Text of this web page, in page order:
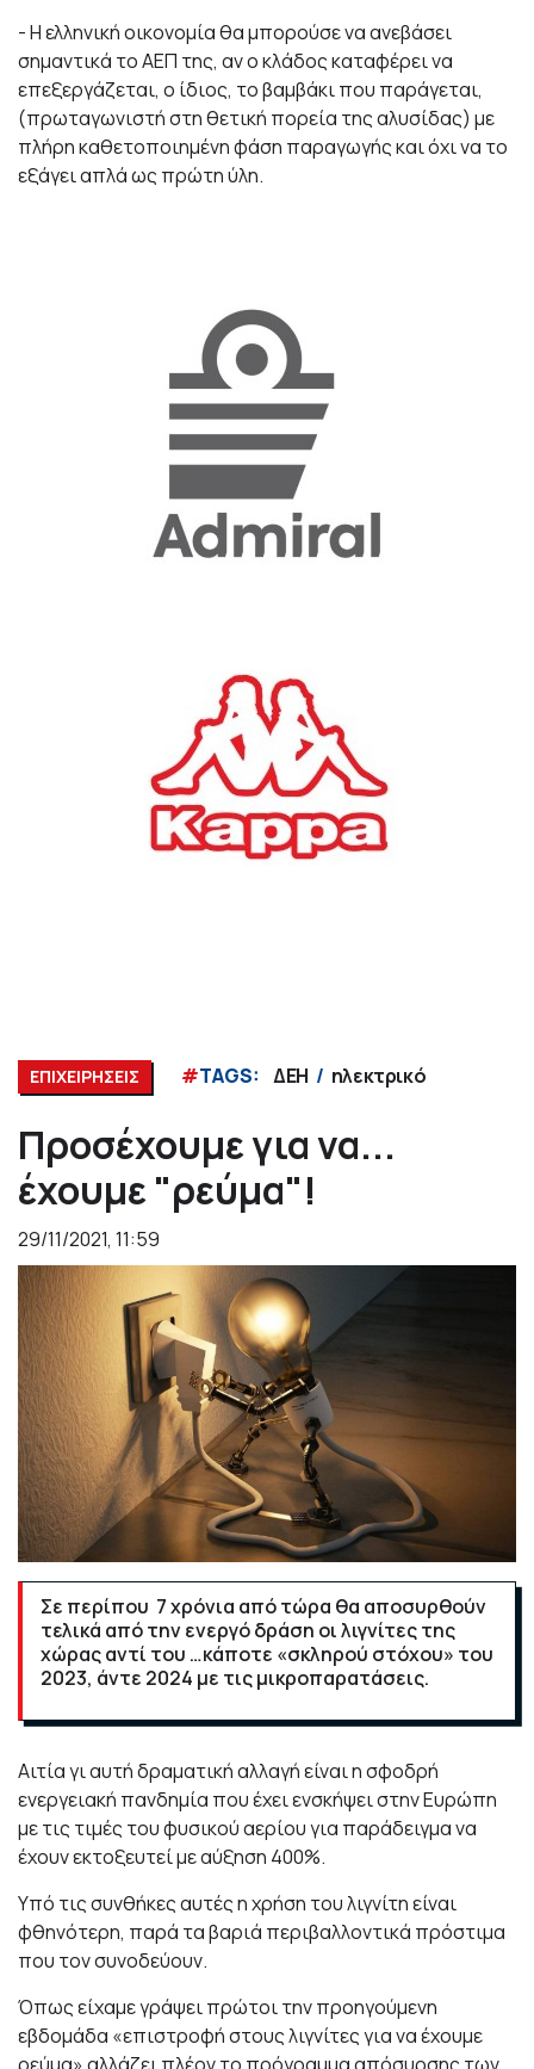
- Η ελληνική οικονομία θα μπορούσε να ανεβάσει
σημαντικά το ΑΕΠ της, αν ο κλάδος καταφέρει να
επεξεργάζεται, ο ίδιος, το βαμβάκι που παράγεται,
(πρωταγωνιστή στη θετική πορεία της αλυσίδας) με
πλήρη καθετοποιημένη φάση παραγωγής και όχι να το
εξάγει απλά ως πρώτη ύλη.
ΕΠΙΧΕΙΡΗΣΕΙΣ #TAGS: ΔΕΗ ηλεκτρικό
Προσέχουμε για να...
έχουμε "ρεύμα"!
29/11/2021, 11:59
Σε περίπου 7 χρόνια από τώρα θα αποσυρθούν
τελικά από την ενεργό δράση οι λιγνίτες της
χώρας αντί του …κάποτε «σκληρού στόχου» του
2023, άντε 2024 με τις μικροπαρατάσεις.
Αιτία γι αυτή δραματική αλλαγή είναι η σφοδρή
ενεργειακή πανδημία που έχει ενσκήψει στην Ευρώπη
με τις τιμές του φυσικού αερίου για παράδειγμα να
έχουν εκτοξευτεί με αύξηση 400%.
Υπό τις συνθήκες αυτές η χρήση του λιγνίτη είναι
φθηνότερη, παρά τα βαριά περιβαλλοντικά πρόστιμα
που τον συνοδεύουν.
Όπως είχαμε γράψει πρώτοι την προηγούμενη
εβδομάδα «επιστροφή στους λιγνίτες για να έχουμε